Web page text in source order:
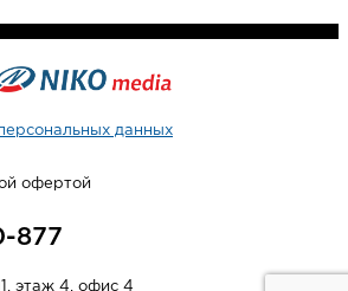
данных
офертой
877
этаж 4, офис 4